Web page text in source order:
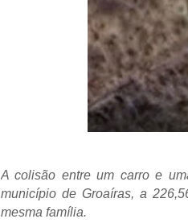
A colisão entre um carro e
município de Groaíras, a
mesma família.